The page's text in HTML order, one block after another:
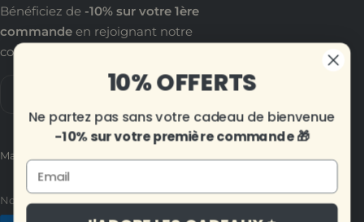
Bénéficiez de -10% sur votre 1ère
commande en rejoignant notre
communauté !
Ma Petite Tirelire
Nous acceptons
10% OFFERTS
Ne partez pas sans votre cadeau de bienvenue
-10% sur votre première commande 🎁
Email